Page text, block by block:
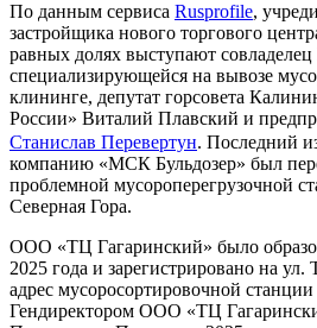
По данным сервиса Rusprofile,
застройщика нового торгового
равных долях выступают
специализирующейся на вывозе
клининге, депутат горсовета
России» Виталий Плавский и
Станислав Перевертун. Последний
компанию «МСК Бульдозер» был
проблемной мусороперегрузочной
Северная Гора.
ООО «ТЦ Гагаринский» было
2025 года и зарегистрировано на ул.
адрес мусоросортировочной
Гендиректором ООО «ТЦ